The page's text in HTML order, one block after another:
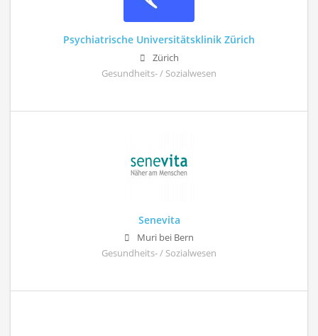
Psychiatrische Universitätsklinik Zürich
Zürich
Gesundheits- / Sozialwesen
Senevita
Muri bei Bern
Gesundheits- / Sozialwesen